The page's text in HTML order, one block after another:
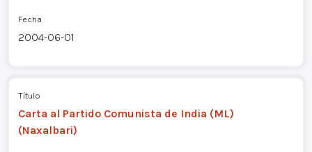
Fecha
2004-06-01
Título
Carta al Partido Comunista de India (ML)
(Naxalbari)